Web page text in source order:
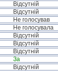
Відсутній
Відсутній
Не голосував
Не голосувала
Відсутній
Відсутній
Відсутній
За
Відсутній